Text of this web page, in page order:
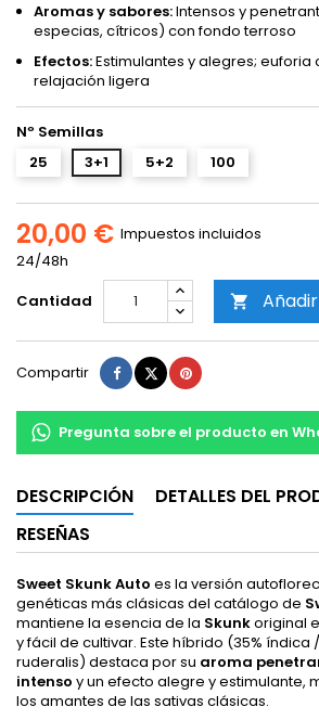
Aromas y sabores:Intensos y
especias, cítricos) con fondo terroso
Efectos:Estimulantes y alegres; euforia
relajación ligera
Nº Semillas
25
3+1 5+2 100
20,00 € Impuestos incluidos
24/48h
Cantidad

Compartir Compartir
TuitearPinterest
Pregunta sobre el producto en
DESCRIPCIÓN
DETALLES DEL
RESEÑAS
Sweet Skunk Auto es la versión
genéticas más clásicas del catálogo de
mantiene la esencia de la Skunkoriginal
y fácil de cultivar. Este híbrido (35% índica /
ruderalis) destaca por su aroma
intenso y un efecto alegre y estimulante,
los amantes de las sativas clásicas.